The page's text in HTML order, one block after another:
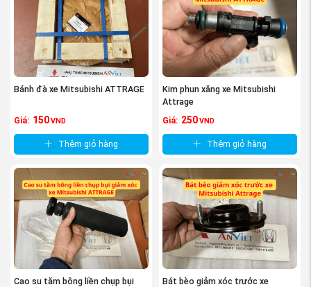
Bánh đà xe Mitsubishi ATTRAGE
Giá: 150 VND
Thêm giỏ hàng
Kim phun xăng xe Mitsubishi
Attrage
Giá: 250 VND
Thêm giỏ hàng
Cao su tăm bông liền chụp bụi
Bát bèo giảm xóc trước xe